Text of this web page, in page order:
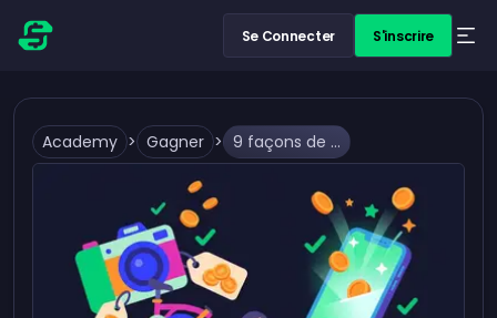
Se Connecter S'inscrire
Academy > Gagner > 9 façons de commencer à générer des revenus passifs sans capital